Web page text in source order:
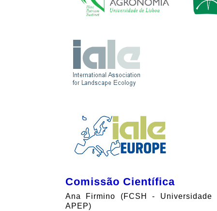
Comissão Científica
Ana Firmino (FCSH - Universidade
APEP)